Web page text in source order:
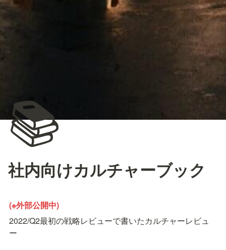
📚
社内向けカルチャーブック
(※外部公開中)
2022/Q2最初の戦略レビューで書いたカルチャーレビュ
ー